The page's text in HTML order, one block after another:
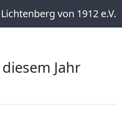
von 1912 e.V.
Jahr